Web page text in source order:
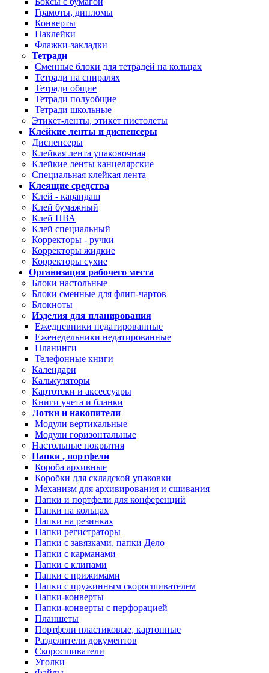
Грамоты, дипломы
Конверты
Наклейки
Флажки-закладки
Тетради
Сменные блоки для тетрадей на кольцах
Тетради на спиралях
Тетради общие
Тетради полуобщие
Тетради школьные
Этикет-ленты, этикет пистолеты
Клейкие ленты и диспенсеры
Диспенсеры
Клейкая лента упаковочная
Клейкие ленты канцелярские
Специальная клейкая лента
Клеящие средства
Клей - карандаш
Клей бумажный
Клей ПВА
Клей специальный
Корректоры - ручки
Корректоры жидкие
Корректоры сухие
Организация рабочего места
Блоки настольные
Блоки сменные для флип-чартов
Блокноты
Изделия для планирования
Ежедневники недатированные
Еженедельники недатированные
Планинги
Телефонные книги
Календари
Калькуляторы
Картотеки и аксессуары
Книги учета и бланки
Лотки и накопители
Модули вертикальные
Модули горизонтальные
Настольные покрытия
Папки , портфели
Короба архивные
Коробки для складской упаковки
Механизм для архивирования и сшивания
Папки и портфели для конференций
Папки на кольцах
Папки на резинках
Папки регистраторы
Папки с завязками, папки Дело
Папки с карманами
Папки с клипами
Папки с прижимами
Папки с пружинным скоросшивателем
Папки-конверты
Папки-конверты с перфорацией
Планшеты
Портфели пластиковые, картонные
Разделители документов
Скоросшиватели
Уголки